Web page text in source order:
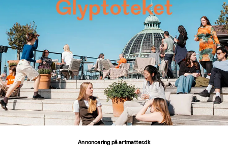
Annoncering på artmatter.dk